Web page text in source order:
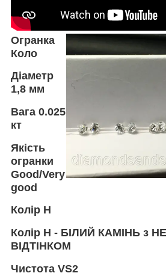
Огранка
Коло
Діаметр
1,8 мм
Вага 0.025
кт
Якість
огранки
Good/Very
good
Колір H
Колір H - БІЛИЙ КАМІНЬ з
ВІДТІНКОМ
Чистота VS2